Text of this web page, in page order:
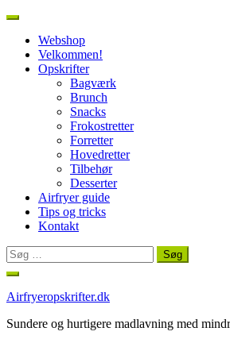
Webshop
Velkommen!
Opskrifter
Bagværk
Brunch
Snacks
Frokostretter
Forretter
Hovedretter
Tilbehør
Desserter
Airfryer guide
Tips og tricks
Kontakt
Søg
efter:
Spring
indhold
Airfryeropskrifter.dk
Sundere og hurtigere madlavning med